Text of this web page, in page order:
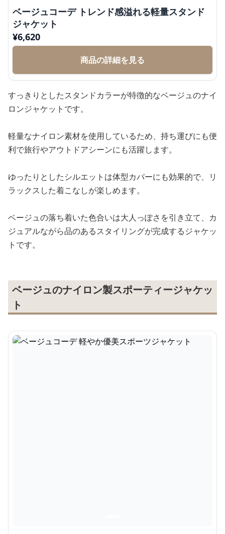
ベージュコーデ トレンド感溢れる軽量スタンド
ジャケット
¥6,620
商品の詳細を見る
すっきりとしたスタンドカラーが特徴的なベージュのナイ
ロンジャケットです。
軽量なナイロン素材を使用しているため、持ち運びにも便
利で旅行やアウトドアシーンにも活躍します。
ゆったりとしたシルエットは体型カバーにも効果的で、リ
ラックスした着こなしが楽しめます。
ベージュの落ち着いた色合いは大人っぽさを引き立て、カ
ジュアルながら品のあるスタイリングが完成するジャケッ
トです。
ベージュのナイロン製スポーティージャケッ
ト